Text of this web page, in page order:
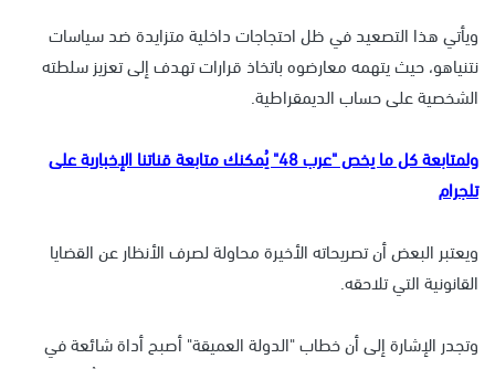
ويأتي هذا التصعيد في ظل احتجاجات داخلية متزايدة ضد سياسات
نتنياهو، حيث يتهمه معارضوه باتخاذ قرارات تهدف إلى تعزيز سلطته
الشخصية على حساب الديمقراطية.
ولمتابعة كل ما يخص "عرب 48" يُمكنك متابعة قناتنا الإخبارية على
تلجرام
ويعتبر البعض أن تصريحاته الأخيرة محاولة لصرف الأنظار عن القضايا
القانونية التي تلاحقه.
وتجدر الإشارة إلى أن خطاب "الدولة العميقة" أصبح أداة شائعة في